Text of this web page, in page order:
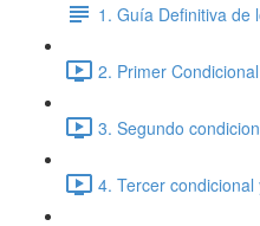
1. Guía Definitiva de
2. Primer
3. Segundo
4. Tercer